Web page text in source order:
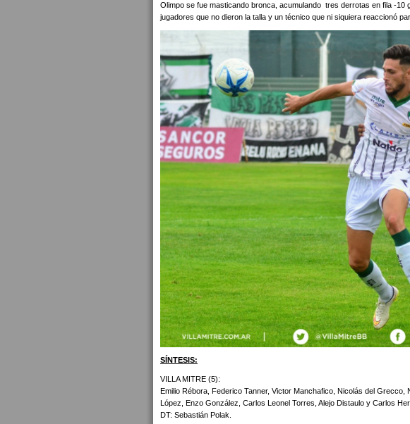
Olimpo se fue masticando bronca, acumulando tres derrotas en fila -10
jugadores que no dieron la talla y un técnico que ni siquiera reaccionó
SÍNTESIS:
VILLA MITRE (5):
Emilio Rébora, Federico Tanner, Victor Manchafico, Nicolás del Grecco,
López, Enzo González, Carlos Leonel Torres, Alejo Distaulo y Carlos
DT: Sebastián Polak.